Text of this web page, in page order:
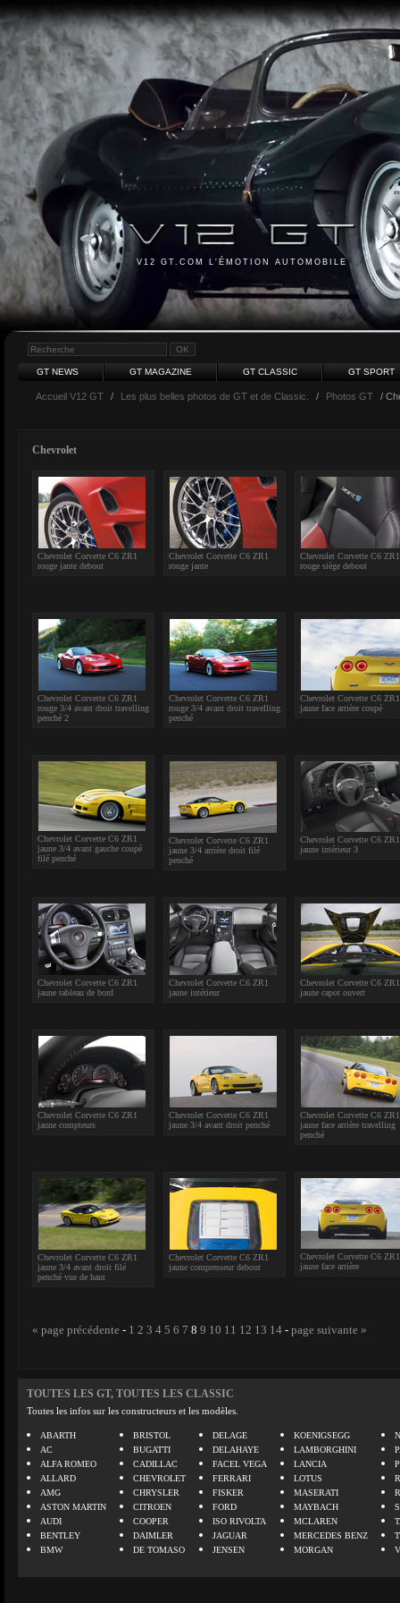
V12 GT.COM L'ÉMOTION AUTOMOBILE
GT NEWS GT MAGAZINE GT CLASSIC GT SPORT
Accueil V12 GT / Les plus belles photos de GT et de Classic. / Photos GT /
Chevrolet
Chevrolet Corvette C6 ZR1
rouge jante debout
Chevrolet Corvette C6 ZR1
rouge jante
Chevrolet Corvette C6 ZR1
rouge siège debout
Chevrolet Corvette C6 ZR1
rouge 3/4 avant droit travelling
penché 2
Chevrolet Corvette C6 ZR1
rouge 3/4 avant droit travelling
penché
Chevrolet Corvette C6 ZR1
jaune face arrière coupé
Chevrolet Corvette C6 ZR1
jaune 3/4 avant gauche coupé
filé penché
Chevrolet Corvette C6 ZR1
jaune 3/4 arrière droit filé
penché
Chevrolet Corvette C6 ZR1
jaune intérieur 3
Chevrolet Corvette C6 ZR1
jaune tableau de bord
Chevrolet Corvette C6 ZR1
jaune intérieur
Chevrolet Corvette C6 ZR1
jaune capot ouvert
Chevrolet Corvette C6 ZR1
jaune compteurs
Chevrolet Corvette C6 ZR1
jaune 3/4 avant droit penché
Chevrolet Corvette C6 ZR1
jaune face arrière travelling
penché
Chevrolet Corvette C6 ZR1
jaune 3/4 avant droit filé
penché vue de haut
Chevrolet Corvette C6 ZR1
jaune compresseur debout
Chevrolet Corvette C6 ZR1
jaune face arrière
« page précédente - 1 2 3 4 5 6 7 8 9 10 11 12 13 14 - page suivante »
TOUTES LES GT, TOUTES LES CLASSIC
Toutes les infos sur les constructeurs et les modèles.
ABARTH
AC
ALFA ROMEO
ALLARD
AMG
ASTON MARTIN
AUDI
BENTLEY
BMW
BRISTOL
BUGATTI
CADILLAC
CHEVROLET
CHRYSLER
CITROEN
COOPER
DAIMLER
DE TOMASO
DELAGE
DELAHAYE
FACEL VEGA
FERRARI
FISKER
FORD
ISO RIVOLTA
JAGUAR
JENSEN
KOENIGSEGG
LAMBORGHINI
LANCIA
LOTUS
MASERATI
MAYBACH
MCLAREN
MERCEDES BENZ
MORGAN